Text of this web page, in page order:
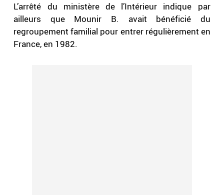
L’arrêté du ministère de l’Intérieur indique par
ailleurs que Mounir B. avait bénéficié du
regroupement familial pour entrer régulièrement en
France, en 1982.